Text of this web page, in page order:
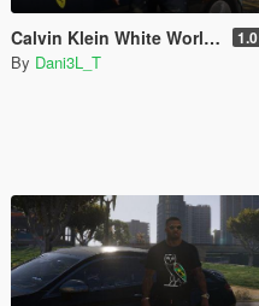
Calvin Klein White World T-Shirt 1.0
By Dani3L_T